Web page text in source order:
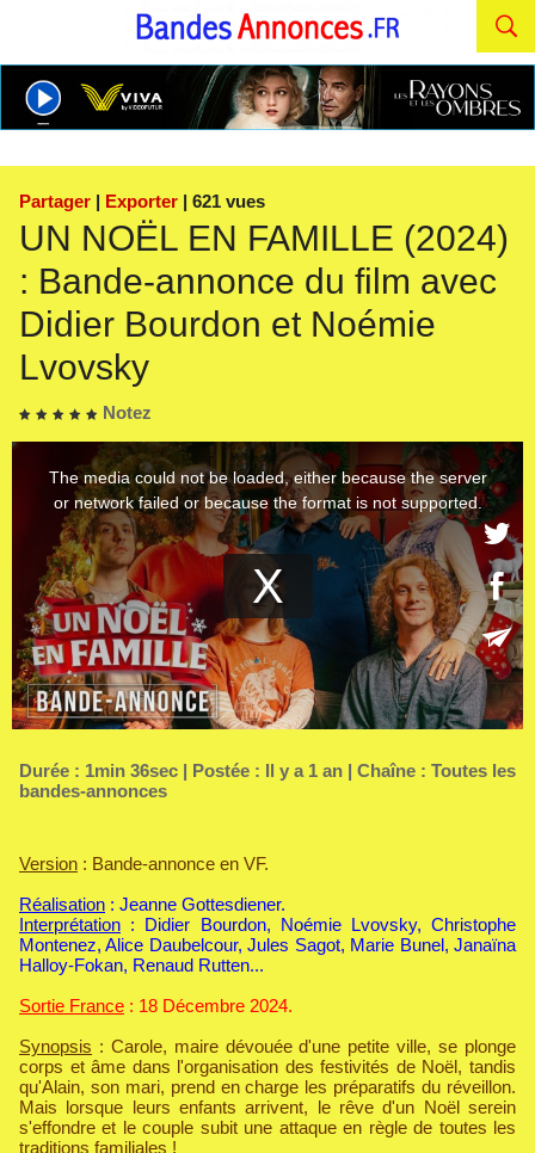
Partager | Exporter | 621 vues
UN NOËL EN FAMILLE (2024)
: Bande-annonce du film avec
Didier Bourdon et Noémie
Lvovsky
Notez
Durée : 1min 36sec | Postée : Il y a 1 an | Chaîne : Toutes les
bandes-annonces
Version : Bande-annonce en VF.
Réalisation : Jeanne Gottesdiener.
Interprétation : Didier Bourdon, Noémie Lvovsky, Christophe
Montenez, Alice Daubelcour, Jules Sagot, Marie Bunel, Janaïna
Halloy-Fokan, Renaud Rutten...
Sortie France : 18 Décembre 2024.
Synopsis : Carole, maire dévouée d'une petite ville, se plonge
corps et âme dans l'organisation des festivités de Noël, tandis
qu'Alain, son mari, prend en charge les préparatifs du réveillon.
Mais lorsque leurs enfants arrivent, le rêve d'un Noël serein
s'effondre et le couple subit une attaque en règle de toutes les
traditions familiales !